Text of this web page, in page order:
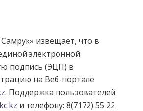
извещает, что в
электронной
подпись (ЭЦП) в
на Веб-портале
. Поддержка пользователей
и телефону: 8(7172) 55 22